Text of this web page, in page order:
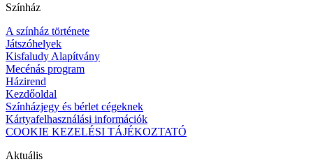
Színház
A színház története
Játszóhelyek
Kisfaludy Alapítvány
Mecénás program
Házirend
Kezdőoldal
Színházjegy és bérlet cégeknek
Kártyafelhasználási információk
COOKIE KEZELÉSI TÁJÉKOZTATÓ
Aktuális